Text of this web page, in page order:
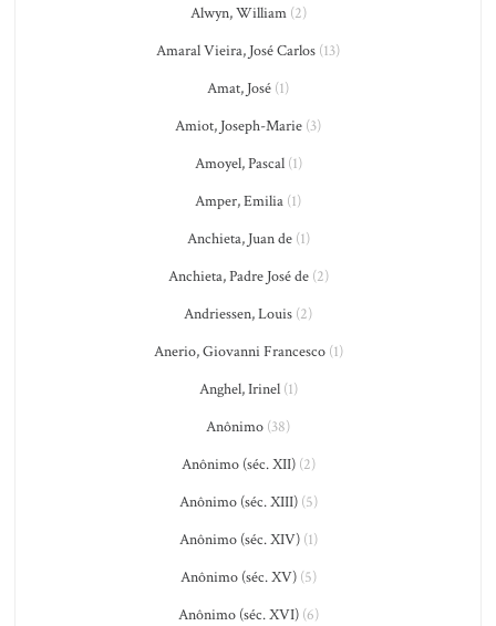
Alwyn, William(2)
Amaral Vieira, José Carlos (13)
Amat, José (1)
Amiot, Joseph-Marie (3)
Amoyel, Pascal(1)
Amper, Emilia (1)
Anchieta, Juan de(1)
Anchieta, Padre José de(2)
Andriessen, Louis (2)
Anerio, Giovanni Francesco(1)
Anghel, Irinel(1)
Anônimo (38)
Anônimo (séc. XII)(2)
Anônimo (séc. XIII)(5)
Anônimo (séc. XIV)(1)
Anônimo (séc. XV)(5)
Anônimo (séc. XVI)(6)